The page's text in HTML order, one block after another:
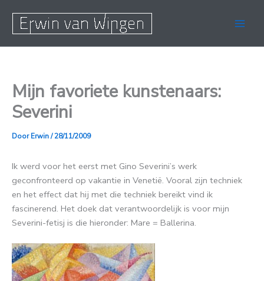
inhoud
Mijn favoriete kunstenaars:
Severini
DoorErwin/28/11/2009
Ik werd voor het eerst met Gino Severini’s werk
geconfronteerd op vakantie in Venetië. Vooral zijn techniek
en het effect dat hij met die techniek bereikt vind ik
fascinerend. Het doek dat verantwoordelijk is voor mijn
Severini-fetisj is die hieronder: Mare = Ballerina.